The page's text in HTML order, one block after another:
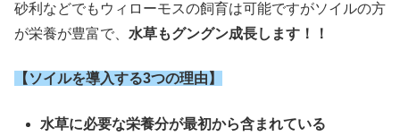
砂利などでもウィローモスの飼育は可能ですがソイルの方
が栄養が豊富で、 水草もグングン成長します！！
【ソイルを導入する3つの理由】
水草に必要な栄養分が最初から含まれている